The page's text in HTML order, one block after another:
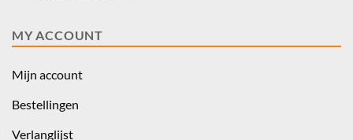
MY ACCOUNT
Mijn account
Bestellingen
Verlanglijst